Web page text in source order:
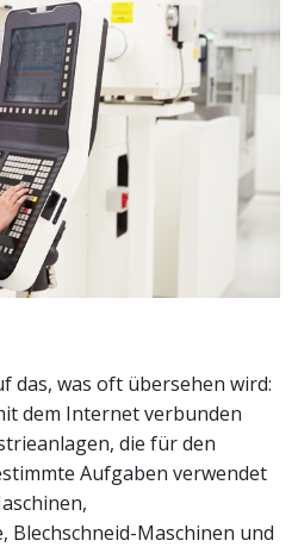
das, was oft übersehen wird:
dem Internet verbunden
die für den
Aufgaben verwendet
Blechschneid-Maschinen und